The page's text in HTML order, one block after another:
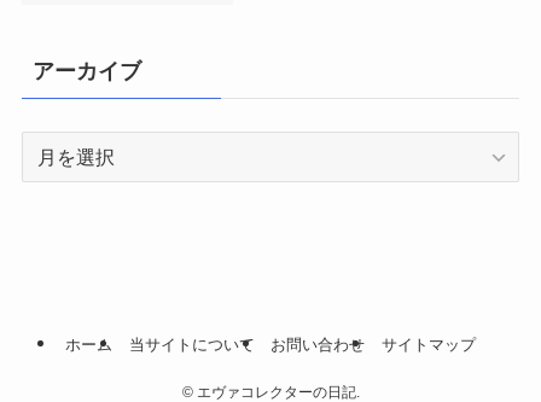
アーカイブ
ホーム 当サイトについて お問い合わせ サイトマップ
©エヴァコレクターの日記.